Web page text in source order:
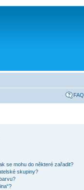
FAQ
se mohu do některé zařadit?
skupiny?